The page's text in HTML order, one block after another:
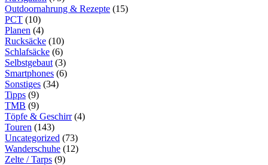
Outdoornahrung & Rezepte (15)
PCT (10)
Planen (4)
Rucksäcke (10)
Schlafsäcke (6)
Selbstgebaut (3)
Smartphones (6)
Sonstiges (34)
Tipps (9)
TMB (9)
Töpfe & Geschirr(4)
Touren (143)
Uncategorized (73)
Wanderschuhe (12)
Zelte / Tarps (9)